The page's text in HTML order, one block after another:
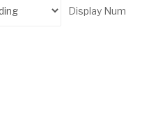
Display Num